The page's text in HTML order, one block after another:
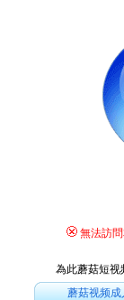
無法訪問
為此蘑菇短视频
蘑菇视频